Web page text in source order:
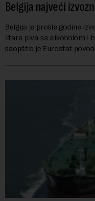
Belgija najveći
Belgija je prošle godine
litara piva sa alkoholom i
saopštio je Eurostat